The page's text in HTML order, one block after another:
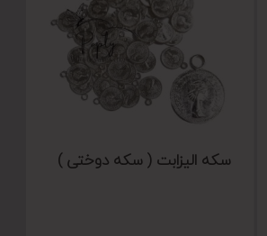
سکه الیزابت ( سکه دوختی )